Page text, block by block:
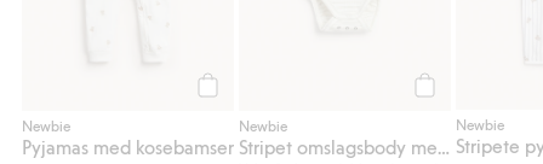
Newbie
Pyjamas med kosebamser
Newbie Newbie